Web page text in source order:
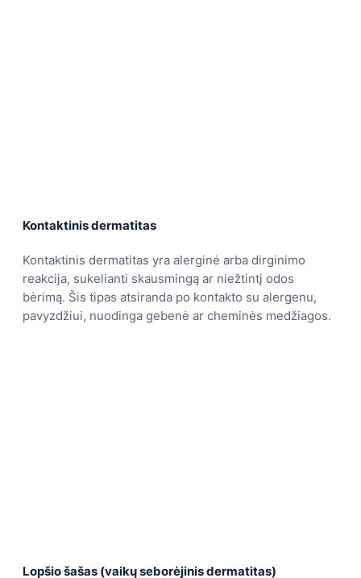
Kontaktinis dermatitas
Kontaktinis dermatitas yra alerginė arba dirginimo
reakcija, sukelianti skausmingą ar niežtintį odos
bėrimą. Šis tipas atsiranda po kontakto su alergenu,
pavyzdžiui, nuodinga gebenė ar cheminės medžiagos.
Lopšio šašas (vaikų seborėjinis dermatitas)